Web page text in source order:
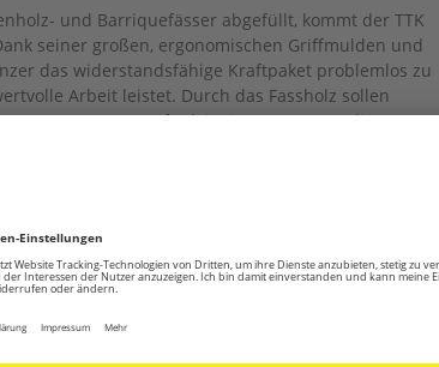
und Barriquefässer abgefüllt, kommt der TTK
seiner großen, ergonomischen Griffmulden und
das widerstandsfähige Kraftpaket problemlos zu
Arbeit leistet. Durch das Fassholz sollen
Gres: „Das funktioniert nur, wenn die
niedrig ist.“ Seiner Erfahrung nach ist eine
Prozess. Nach und nach gibt der Rotwein
Luft ab. Und Gres füllt die Fässer wöchentlich nach.
sorgt gleichzeitig dafür, dass der Rotwein
beste Beweis ist der Top-Wein „Gres Nummer 1“ –
und Cabernet, das 18 Monate auf diese
komplexe Noten besticht.
und Lagerung